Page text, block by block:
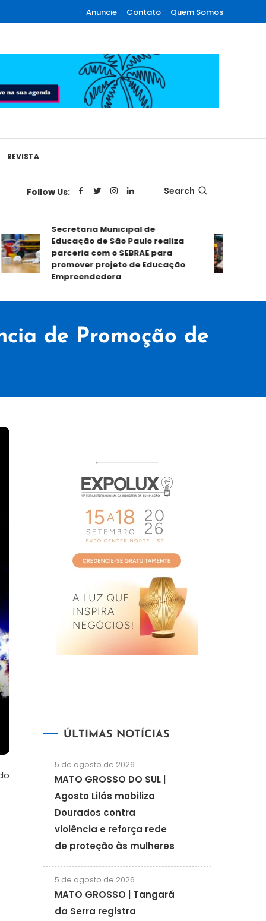
Anuncie Contato Quem Somos
REVISTA
Follow Us: Search
Secretaria Municipal de
Educação de São Paulo realiza
parceria com o SEBRAE para
promover projeto de Educação
Empreendedora
de Promoção de
ÚLTIMAS NOTÍCIAS
5 de agosto de 2026
MATO GROSSO DO SUL |
Agosto Lilás mobiliza
Dourados contra
violência e reforça rede
de proteção às mulheres
5 de agosto de 2026
MATO GROSSO | Tangará
da Serra registra